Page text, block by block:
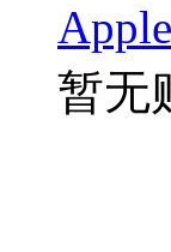
暂无